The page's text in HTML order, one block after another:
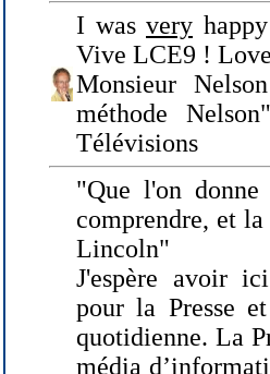
I was very
Vive LCE9 !
Monsieur
méthode
Télévisions
"Que l'on
comprendre, et
Lincoln"
J'espère avoir
pour la Presse
quotidienne. La
média